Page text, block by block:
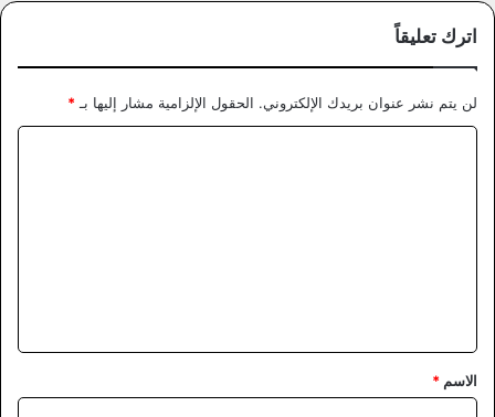
اترك تعليقاً
لن يتم نشر عنوان بريدك الإلكتروني. الحقول الإلزامية مشار إليها بـ *
*
الاسم *